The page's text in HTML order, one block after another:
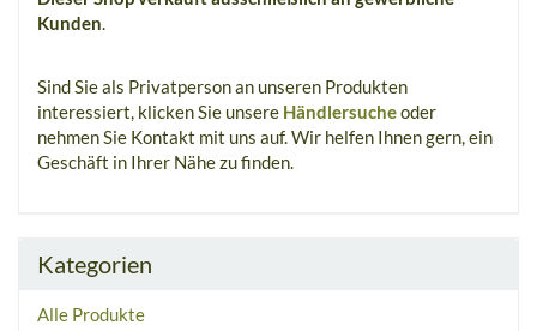
Kunden.
Sind Sie als Privatperson an unseren Produkten
interessiert, klicken Sie unsere Händlersucheoder
nehmen Sie Kontakt mit uns auf. Wir helfen Ihnen gern, ein
Geschäft in Ihrer Nähe zu finden.
Kategorien
Alle Produkte